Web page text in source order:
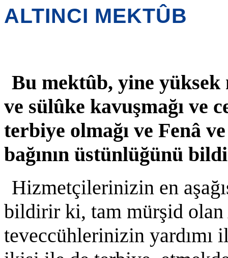
ALTINCI MEKTÛB
Bu mektûb, yine yüksek
ve sülûke kavuşmağı ve
terbiye olmağı ve Fenâ
bağının üstünlüğünü
Hizmetçilerinizin en
bildirir ki, tam mürşid
teveccühlerinizin yardımı